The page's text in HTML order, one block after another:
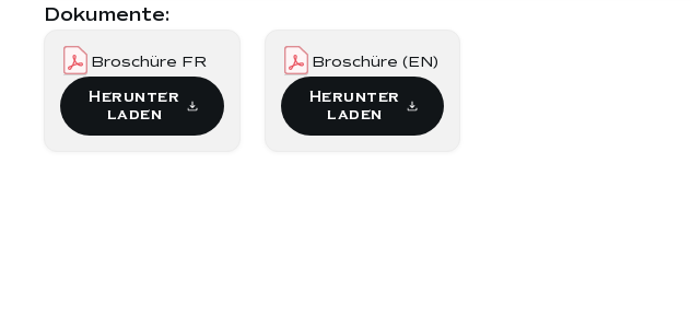
Dokumente:
Broschüre FR
Herunter
laden
Broschüre (EN)
Herunter
laden